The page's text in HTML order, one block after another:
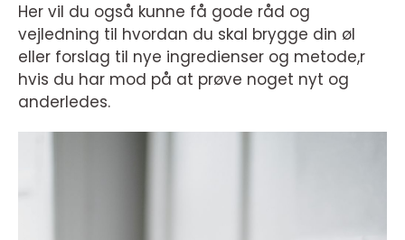
Her vil du også kunne få gode råd og
vejledning til hvordan du skal brygge din øl
eller forslag til nye ingredienser og metode,r
hvis du har mod på at prøve noget nyt og
anderledes.